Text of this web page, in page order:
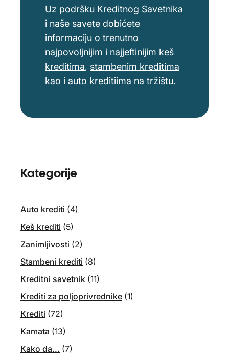
Uz podršku Kreditnog Savetnika
i naše savete dobićete
informaciju o trenutno
najpovoljnijim i najjeftinijim keš
kreditima, stambenim kreditima
kao i auto kreditiima na tržištu.
Kategorije
Auto krediti (4)
Keš krediti (5)
Zanimljivosti (2)
Stambeni krediti (8)
Kreditni savetnik (11)
Krediti za poljoprivrednike (1)
Krediti (72)
Kamata (13)
Kako da... (7)